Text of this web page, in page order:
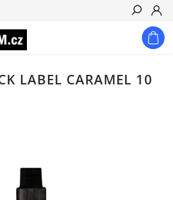
Hledat
LABEL CARAMEL 10